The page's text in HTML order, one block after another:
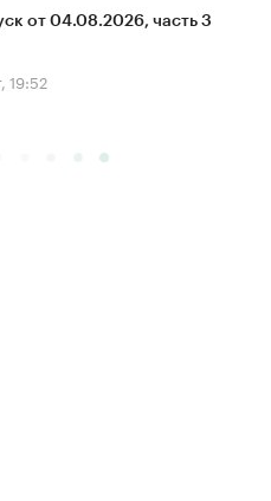
от 04.08.2026, часть 3
19:52